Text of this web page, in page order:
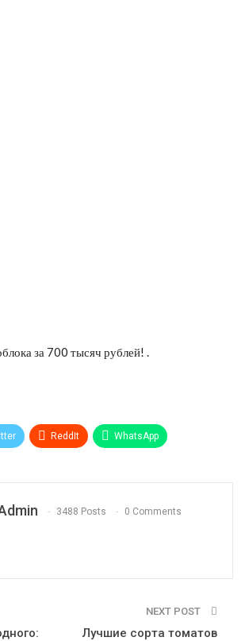
за 700 тысяч рублей! .
ReddIt WhatsApp
3488 Posts 0 Comments
NEXT POST
Лучшие сорта томатов